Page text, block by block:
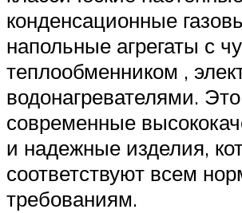
конденсационные
напольные агрегаты с
теплообменником ,
водонагревателями. Это
современные
и надежные изделия,
соответствуют всем
требованиям.